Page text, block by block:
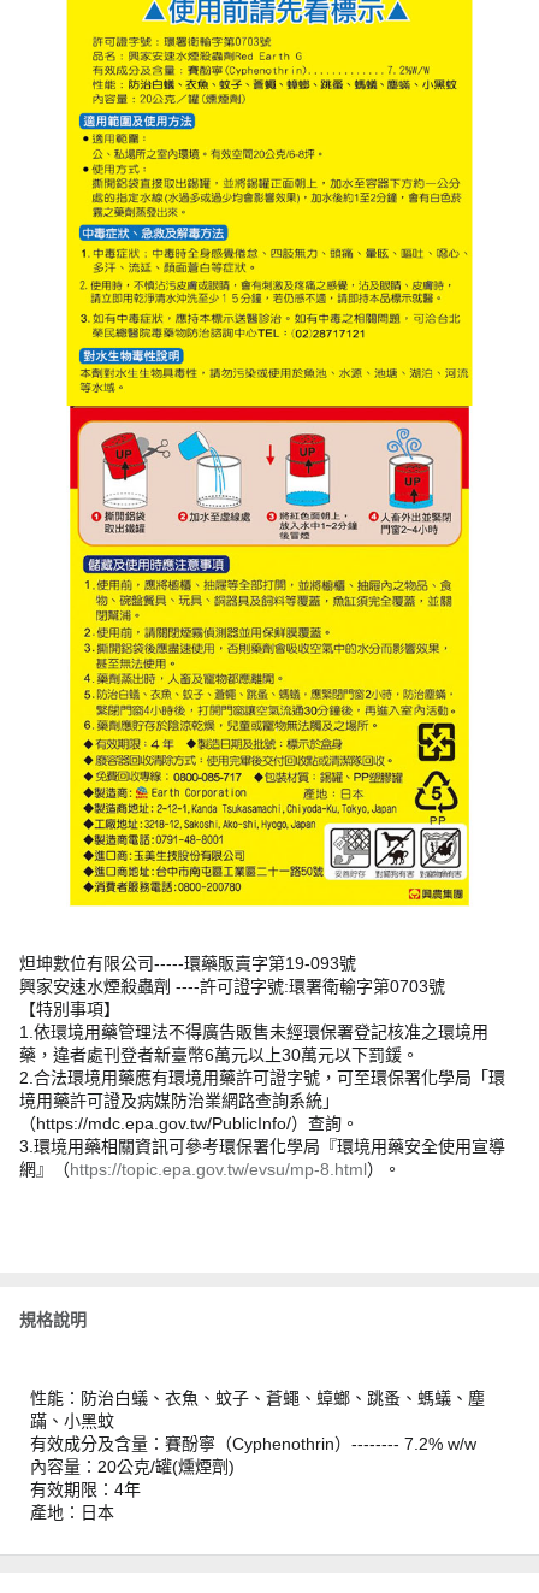
炟坤數位有限公司-----環藥販賣字第19-093號
興家安速水煙殺蟲劑 ----許可證字號:環署衛輸字第0703號
【特別事項】
1.依環境用藥管理法不得廣告販售未經環保署登記核准之環境用
藥，違者處刊登者新臺幣6萬元以上30萬元以下罰鍰。
2.合法環境用藥應有環境用藥許可證字號，可至環保署化學局「環
境用藥許可證及病媒防治業網路查詢系統」
（https://mdc.epa.gov.tw/PublicInfo/）查詢。
3.環境用藥相關資訊可參考環保署化學局『環境用藥安全使用宣導
網』（https://topic.epa.gov.tw/evsu/mp-8.html）。
規格說明
性能：防治白蟻、衣魚、蚊子、蒼蠅、蟑螂、跳蚤、螞蟻、塵
蹣、小黑蚊
有效成分及含量：賽酚寧（Cyphenothrin）-------- 7.2% w/w
內容量：20公克/罐(燻煙劑)
有效期限：4年
產地：日本